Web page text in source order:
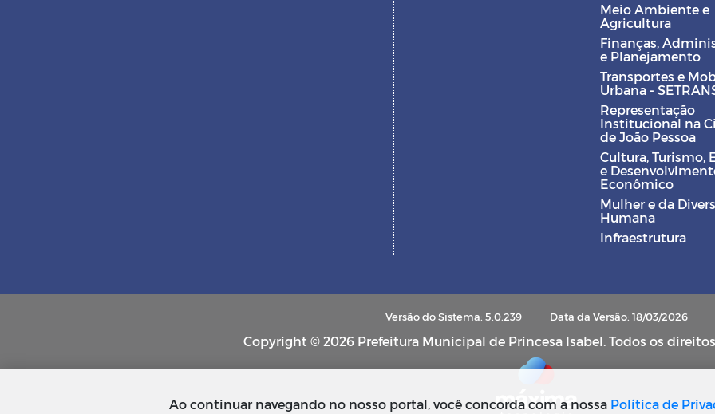
Meio Ambiente e
Agricultura
Finanças,
e Planejamento
Transportes e
Urbana -
Representação
Institucional na
de João Pessoa
Cultura, Turismo,
e
Econômico
Mulher e da
Humana
Infraestrutura
Versão do Sistema: 5.0.239 Data da Versão: 18/03/2026
Copyright © 2026 Prefeitura Municipal de Princesa Isabel. Todos os
Ao continuar navegando no nosso portal, você concorda com a nossa Política de